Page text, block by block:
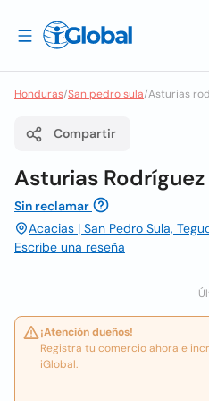
Honduras/San pedro sula/Asturias
Compartir
Asturias
Sin reclamar
Acacias | San Pedro Sula,
Escribe una reseña
¡Atención dueños!
Registra tu comercio ahora e
iGlobal.